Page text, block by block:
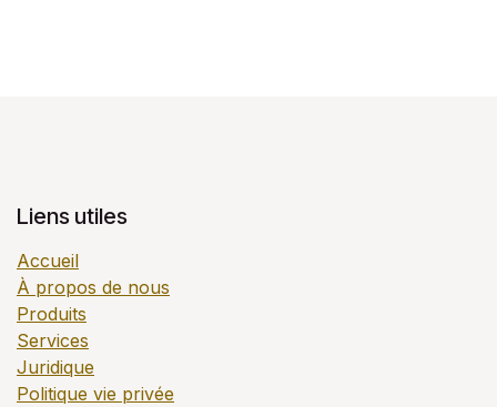
Liens utiles
Accueil
À propos de nous
Produits
Services
Juridique
Politique vie privée